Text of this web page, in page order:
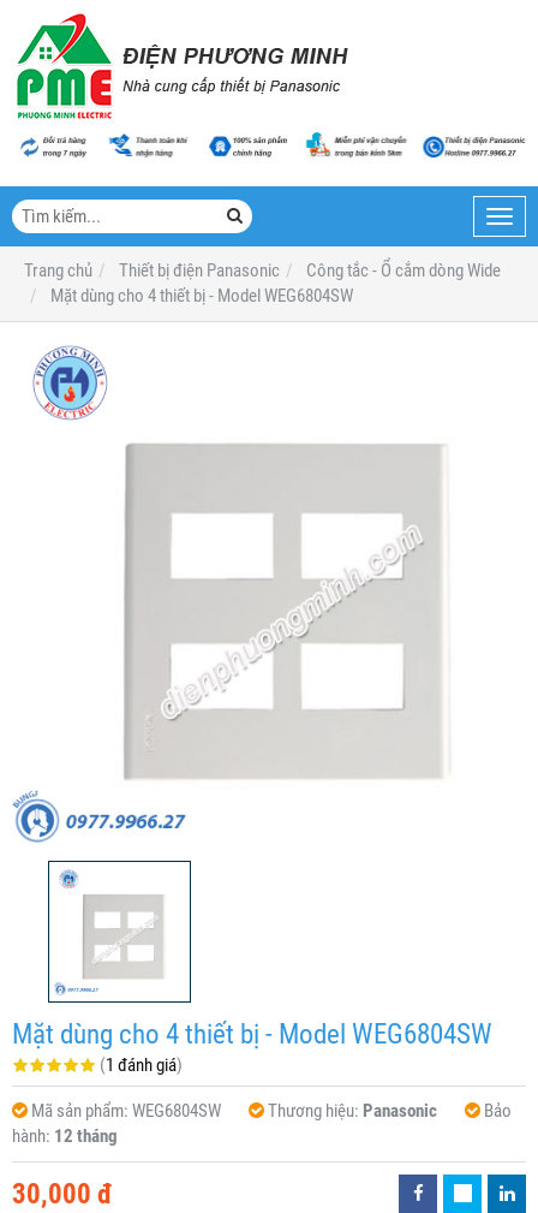
Trang chủ
Thiết bị điện Panasonic
Công tắc - Ổ cắm dòng Wide
Mặt dùng cho 4 thiết bị - Model WEG6804SW
Mặt dùng cho 4 thiết bị - Model WEG6804SW
(1 đánh giá)
Mã sản phẩm: WEG6804SW Thương hiệu: Panasonic
Bảo
hành: 12 tháng
30,000 đ